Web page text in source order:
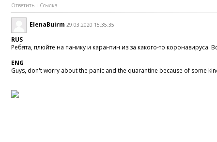
Ответить Ссылка
ElenaBuirm 29.03.2020 15:35:35
RUS
Ребята, плюйте на панику и карантин из за какого-то
ENG
Guys, don't worry about the panic and the quarantine because of some